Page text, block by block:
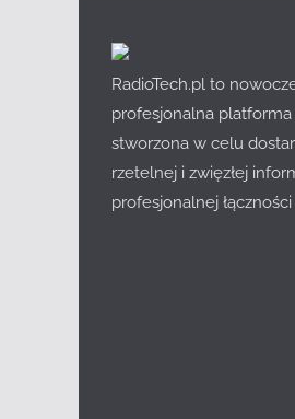
RadioTech.pl to
profesjonalna
stworzona w celu
rzetelnej i zwięzłej
profesjonalnej